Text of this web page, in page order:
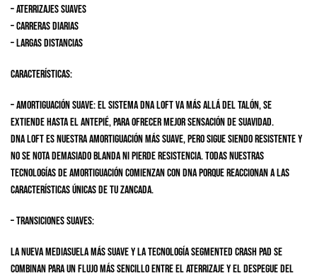
– Aterrizajes suaves
– Carreras diarias
– Largas distancias
CARACTERÍSTICAS:
– Amortiguación suave: El sistema DNA LOFT va más allá del talón, se
extiende hasta el antepié, para ofrecer mejor sensación de suavidad.
DNA LOFT es nuestra amortiguación más suave, pero sigue siendo resistente y
no se nota demasiado blanda ni pierde resistencia. Todas nuestras
tecnologías de amortiguación comienzan con DNA porque reaccionan a las
características únicas de tu zancada.
– Transiciones suaves:
La nueva mediasuela más suave y la tecnología Segmented Crash Pad se
combinan para un flujo más sencillo entre el aterrizaje y el despegue del